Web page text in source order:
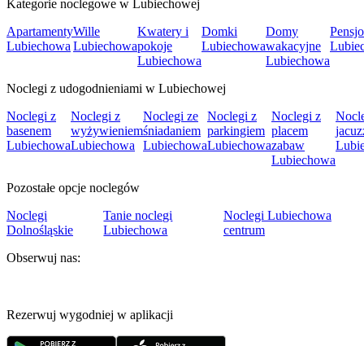
Kategorie noclegowe w Lubiechowej
Apartamenty
Lubiechowa
Wille
Lubiechowa
Kwatery i
pokoje
Lubiechowa
Domki
Lubiechowa
Domy
wakacyjne
Lubiechowa
Noclegi z udogodnieniami w Lubiechowej
Noclegi z
basenem
Lubiechowa
Noclegi z
wyżywieniem
Lubiechowa
Noclegi ze
śniadaniem
Lubiechowa
Noclegi z
parkingiem
Lubiechowa
Noclegi z
placem
zabaw
Lubiechowa
Pozostałe opcje noclegów
Noclegi
Dolnośląskie
Tanie noclegi
Lubiechowa
Noclegi Lubiechowa
centrum
Obserwuj nas:
Rezerwuj wygodniej w aplikacji